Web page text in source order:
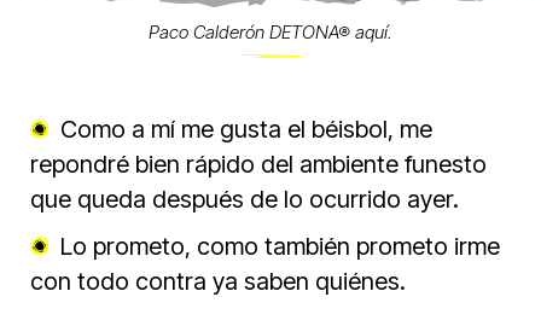
Paco Calderón DETONA® aquí.
Como a mí me gusta el béisbol, me
repondré bien rápido del ambiente funesto
que queda después de lo ocurrido ayer.
Lo prometo, como también prometo irme
con todo contra ya saben quiénes.